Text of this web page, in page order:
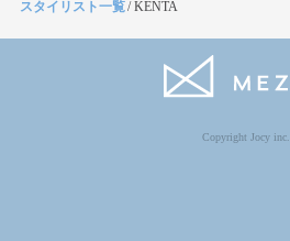
スタイリスト一覧/KENTA
Copyright Jocy inc.